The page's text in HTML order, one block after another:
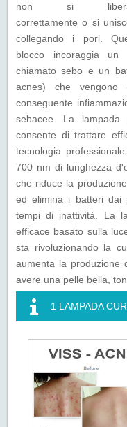
non si
correttamente o si
collegando i pori.
blocco incoraggia un
chiamato sebo e un
acnes) che
conseguente
sebacee. La
consente di trattare
tecnologia
700 nm di lunghezza
che riduce la
ed elimina i batteri dai
tempi di inattività. La
efficace basato sulla
sta rivoluzionando la
aumenta la produzione
avere una pelle bella,
1 LAMPADA